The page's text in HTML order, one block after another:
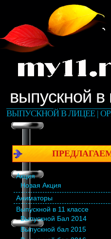
выпускной
ВЫПУСКНОЙ В ЛИЦЕЕ |
Акция
Новая Акция
Аниматоры
Выпускной в 11 классе
Выпускной Бал 2014
Выпускной бал 2015